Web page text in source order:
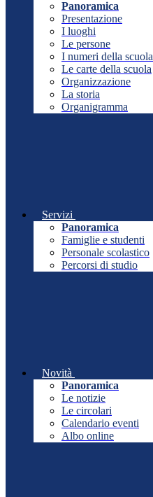
Panoramica
Presentazione
I luoghi
Le persone
I numeri della scuola
Le carte della scuola
Organizzazione
La storia
Organigramma
Servizi
Panoramica
Famiglie e studenti
Personale scolastico
Percorsi di studio
Novità
Panoramica
Le notizie
Le circolari
Calendario eventi
Albo online